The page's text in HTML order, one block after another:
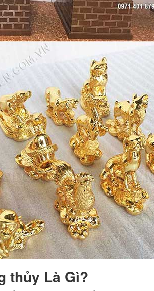
thủy Là Gì?